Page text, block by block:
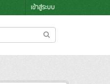
เข้าสู่ระบบ